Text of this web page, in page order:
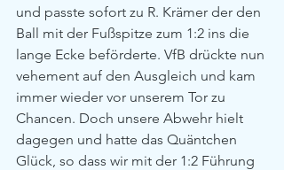
und passte sofort zu R. Krämer der den
Ball mit der Fußspitze zum 1:2 ins die
lange Ecke beförderte. VfB drückte nun
vehement auf den Ausgleich und kam
immer wieder vor unserem Tor zu
Chancen. Doch unsere Abwehr hielt
dagegen und hatte das Quäntchen
Glück, so dass wir mit der 1:2 Führung